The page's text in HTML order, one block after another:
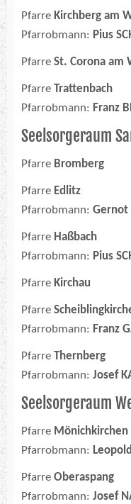
Pfarre Kirchberg am
Pfarrobmann: Pius
Pfarre St. Corona am
Pfarre Trattenbach
Pfarrobmann: Franz
Seelsorgeraum
Pfarre Bromberg
Pfarre Edlitz
Pfarrobmann: Gernot
Pfarre Haßbach
Pfarrobmann: Pius
Pfarre Kirchau
Pfarre
Pfarrobmann: Franz
Pfarre Thernberg
Pfarrobmann: Josef
Seelsorgeraum
Pfarre Mönichkirchen
Pfarrobmann:
Pfarre Oberaspang
Pfarrobmann: Josef